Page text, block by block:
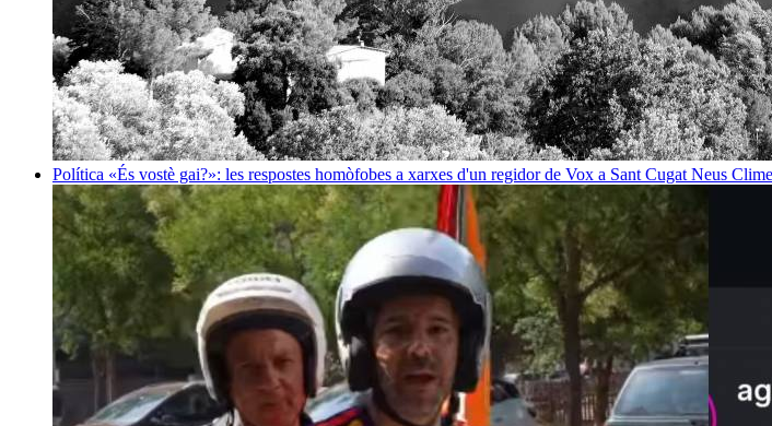
Política «És vostè gai?»: les respostes homòfobes a xarxes d'un regidor de Vox a Sant Cugat Neus